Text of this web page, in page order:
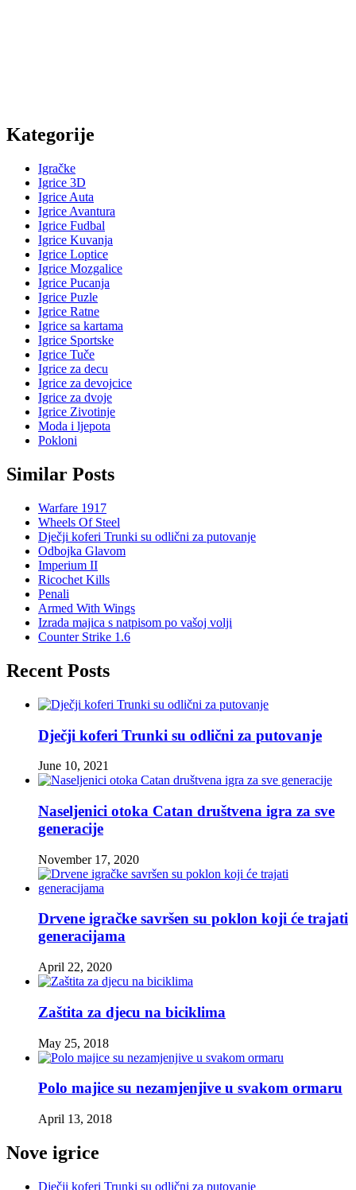
Kategorije
Igračke
Igrice 3D
Igrice Auta
Igrice Avantura
Igrice Fudbal
Igrice Kuvanja
Igrice Loptice
Igrice Mozgalice
Igrice Pucanja
Igrice Puzle
Igrice Ratne
Igrice sa kartama
Igrice Sportske
Igrice Tuče
Igrice za decu
Igrice za devojcice
Igrice za dvoje
Igrice Zivotinje
Moda i ljepota
Pokloni
Similar Posts
Warfare 1917
Wheels Of Steel
Dječji koferi Trunki su odlični za putovanje
Odbojka Glavom
Imperium II
Ricochet Kills
Penali
Armed With Wings
Izrada majica s natpisom po vašoj volji
Counter Strike 1.6
Recent Posts
Dječji koferi Trunki su odlični za putovanje
June 10, 2021
Naseljenici otoka Catan društvena igra za sve
generacije
November 17, 2020
Drvene igračke savršen su poklon koji će trajati
generacijama
April 22, 2020
Zaštita za djecu na biciklima
May 25, 2018
Polo majice su nezamjenjive u svakom ormaru
April 13, 2018
Nove igrice
Dječji koferi Trunki su odlični za putovanje